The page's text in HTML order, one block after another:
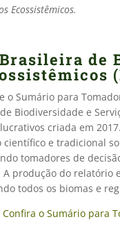
Ecossistêmicos.
de
o Sumário para
Biodiversidade e
criada em
e tradicional
tomadores de
produção do relatório
todos os biomas e
Confira o Sumário para